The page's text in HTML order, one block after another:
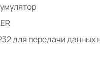
для передачи данных